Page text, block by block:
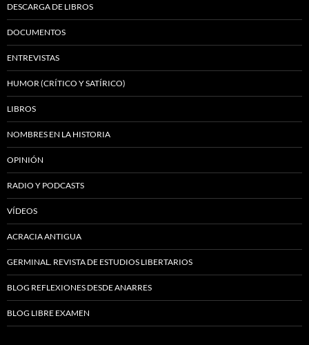
DESCARGA DE LIBROS
DOCUMENTOS
ENTREVISTAS
HUMOR (CRÍTICO Y SATÍRICO)
LIBROS
NOMBRES EN LA HISTORIA
OPINIÓN
RADIO Y PODCASTS
VÍDEOS
ACRACIA ANTIGUA
GERMINAL. REVISTA DE ESTUDIOS LIBERTARIOS
BLOG REFLEXIONES DESDE ANARRES
BLOG LIBRE EXAMEN